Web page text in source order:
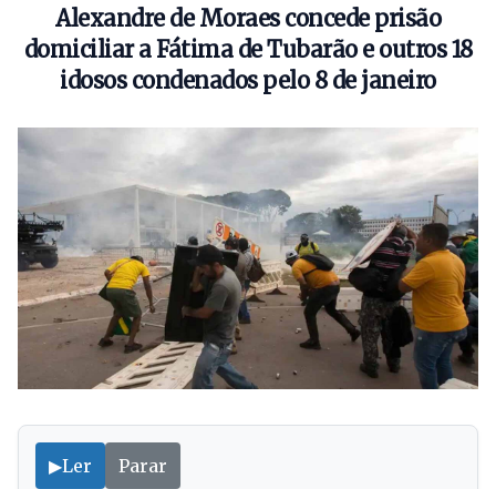
Alexandre de Moraes concede prisão
domiciliar a Fátima de Tubarão e outros 18
idosos condenados pelo 8 de janeiro
▶Ler Parar